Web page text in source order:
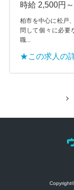
時給 2,500円
柏市を中心に松戸
問して個々に必要
職...
★この求人の